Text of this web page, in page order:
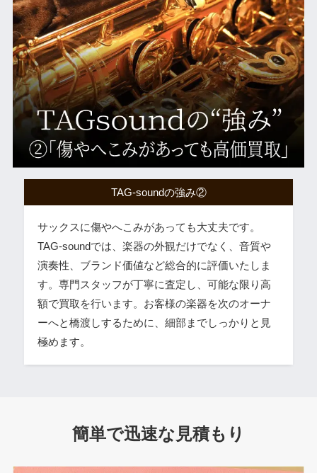
TAG-soundの強み②
サックスに傷やへこみがあっても大丈夫です。
TAG-soundでは、楽器の外観だけでなく、音質や
演奏性、ブランド価値など総合的に評価いたしま
す。専門スタッフが丁寧に査定し、可能な限り高
額で買取を行います。お客様の楽器を次のオーナ
ーへと橋渡しするために、細部までしっかりと見
極めます。
簡単で迅速な見積もり